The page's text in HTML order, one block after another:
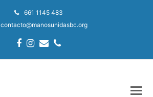
661 1145 483
contacto@manosunidasbc.org
Facebook
Instagram
EmailPhone